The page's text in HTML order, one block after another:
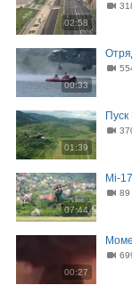
02:58
00:33
01:39
07:44
Mi-17
00:27